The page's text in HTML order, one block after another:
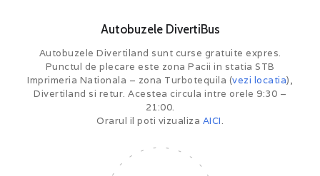
Autobuzele DivertiBus
Autobuzele Divertiland sunt curse gratuite expres.
Punctul de plecare este zona Pacii in statia STB
Imprimeria Nationala – zona Turbotequila (vezi locatia),
Divertiland si retur. Acestea circula intre orele 9:30 –
21:00.
Orarul il poti vizualiza AICI.